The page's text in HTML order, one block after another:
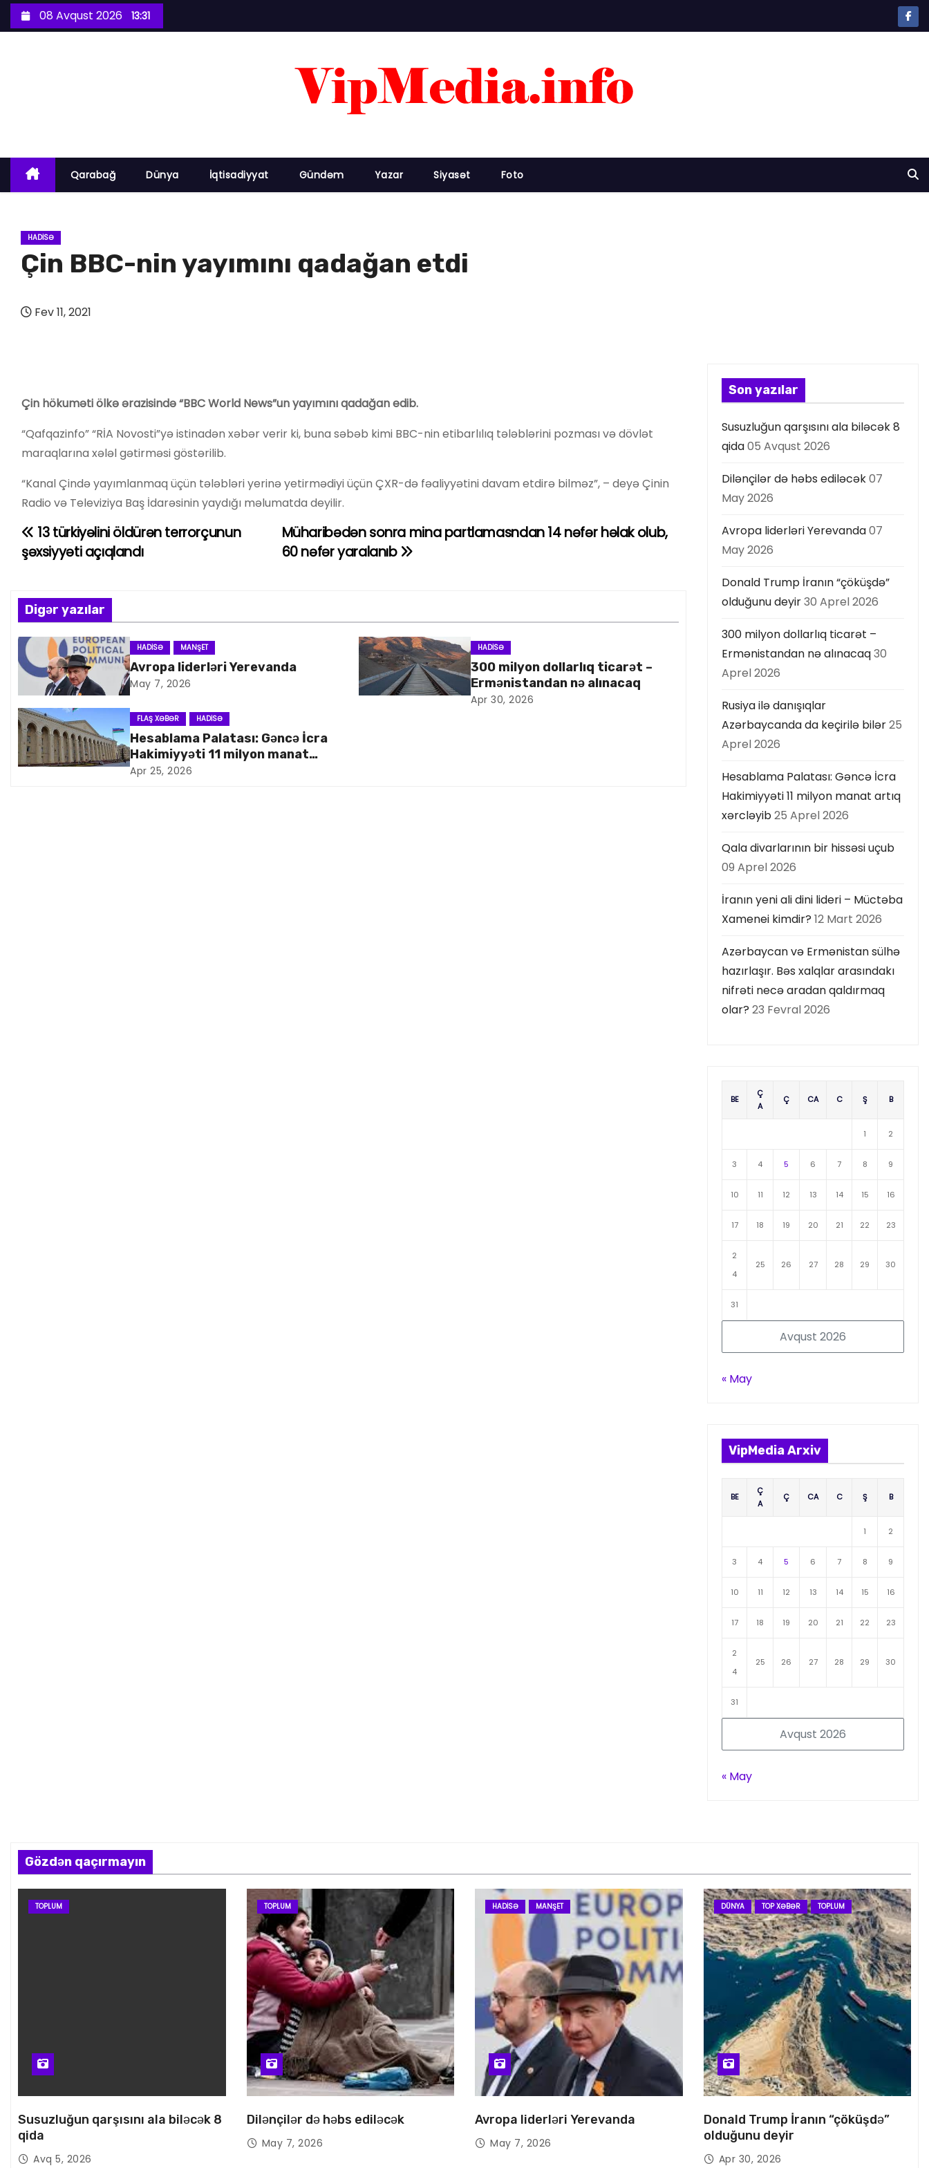
k
08 Avqust 2026 13:31
Qarabağ Dünya İqtisadiyyat Gündəm Yazar Siyasət Foto
HADISƏ
Çin BBC-nin yayımını qadağan etdi
Fev 11, 2021
Çin hökuməti ölkə ərazisində “BBC World News”un yayımını qadağan edib.
“Qafqazinfo” “RİA Novosti”yə istinadən xəbər verir ki, buna səbəb kimi BBC-nin etibarlılıq tələblərini pozması və dövlət
maraqlarına xələl gətirməsi göstərilib.
“Kanal Çində yayımlanmaq üçün tələbləri yerinə yetirmədiyi üçün ÇXR-də fəaliyyətini davam etdirə bilməz”, – deyə Çinin
Radio və Televiziya Baş İdarəsinin yaydığı məlumatda deyilir.
Y
a
z
ı
n
a
v
i
q
Müharibədən sonra mina partlamasndan 14 nəfər həlak olub,
60 nəfər yaralanıb
13 türkiyəlini öldürən terrorçunun
şəxsiyyəti açıqlandı
Digər yazılar
HADISƏ MANŞET
Avropa liderləri Yerevanda
May 7, 2026
HADISƏ
300 milyon dollarlıq ticarət –
Ermənistandan nə alınacaq
Apr 30, 2026
FLAŞ XƏBƏR HADISƏ
Hesablama Palatası: Gəncə İcra
Hakimiyyəti 11 milyon manat
artıq xərcləyib
Apr 25, 2026
Son yazılar
Susuzluğun qarşısını ala biləcək 8
qida05 Avqust 2026
Dilənçilər də həbs ediləcək07
May 2026
Avropa liderləri Yerevanda07
May 2026
Donald Trump İranın “çöküşdə”
olduğunu deyir30 Aprel 2026
300 milyon dollarlıq ticarət –
Ermənistandan nə alınacaq30
Aprel 2026
Rusiya ilə danışıqlar
Azərbaycanda da keçirilə bilər25
Aprel 2026
Hesablama Palatası: Gəncə İcra
Hakimiyyəti 11 milyon manat artıq
xərcləyib25 Aprel 2026
Qala divarlarının bir hissəsi uçub
09 Aprel 2026
İranın yeni ali dini lideri – Müctəba
Xamenei kimdir? 12 Mart 2026
Azərbaycan və Ermənistan sülhə
hazırlaşır. Bəs xalqlar arasındakı
nifrəti necə aradan qaldırmaq
olar? 23 Fevral 2026
Avqust 2026
BE
Ç
A
Ç CA C Ş B
1 2
3 4 5 6 7 8 9
10 11 12 13 14 15 16
17 18 19 20 21 22 23
2
4
25 26 27 28 29 30
31
« May
VipMedia Arxiv
Avqust 2026
BE
Ç
A
Ç CA C Ş B
1 2
3 4 5 6 7 8 9
10 11 12 13 14 15 16
17 18 19 20 21 22 23
2
4
25 26 27 28 29 30
31
« May
Gözdən qaçırmayın
TOPLUM
Susuzluğun qarşısını ala biləcək 8
qida
Avq 5, 2026
TOPLUM
Dilənçilər də həbs ediləcək
May 7, 2026
HADISƏ MANŞET
Avropa liderləri Yerevanda
May 7, 2026
DÜNYA TOP XƏBƏR TOPLUM
Donald Trump İranın “çöküşdə”
olduğunu deyir
Apr 30, 2026